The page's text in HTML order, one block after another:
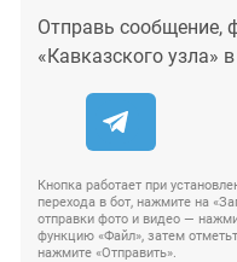
Отправь сообщение,
«Кавказского узла»
Кнопка работает при
перехода в бот, нажмите на
отправки фото и видео —
функцию «Файл», затем
нажмите «Отправить».